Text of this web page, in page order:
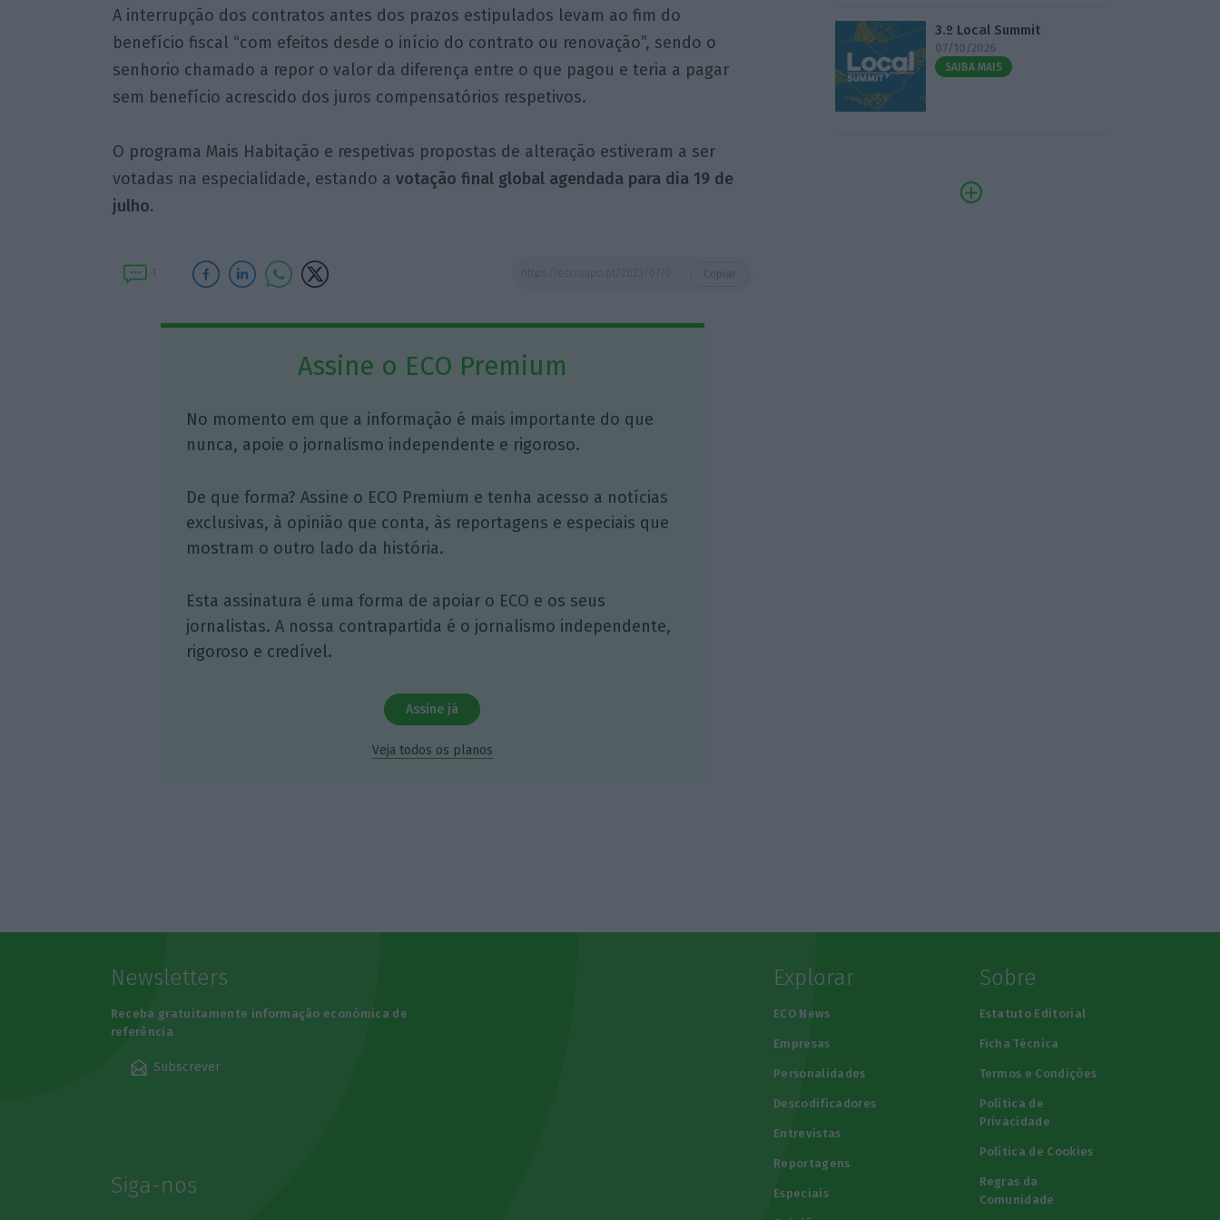
A interrupção dos contratos antes dos prazos estipulados levam ao fim do
benefício fiscal “com efeitos desde o início do contrato ou renovação”, sendo o
senhorio chamado a repor o valor da diferença entre o que pagou e teria a pagar
sem benefício acrescido dos juros compensatórios respetivos.
O programa Mais Habitação e respetivas propostas de alteração estiveram a ser
votadas na especialidade, estando a votação final global agendada para dia 19 de
julho.
Assine o ECO Premium
No momento em que a informação é mais importante do que
nunca, apoie o jornalismo independente e rigoroso.
De que forma? Assine o ECO Premium e tenha acesso a notícias
exclusivas, à opinião que conta, às reportagens e especiais que
mostram o outro lado da história.
Esta assinatura é uma forma de apoiar o ECO e os seus
jornalistas. A nossa contrapartida é o jornalismo independente,
rigoroso e credível.
Assine já
Veja todos os planos
3.º Local Summit
07/10/2026
SAIBA MAIS
Newsletters
Receba gratuitamente informação económica de
referência
Subscrever
Siga-nos
Explorar
ECO News
Empresas
Personalidades
Descodificadores
Entrevistas
Reportagens
Especiais
Sobre
Estatuto Editorial
Ficha Técnica
Termos e Condições
Política de
Privacidade
Política de Cookies
Regras da
Comunidade